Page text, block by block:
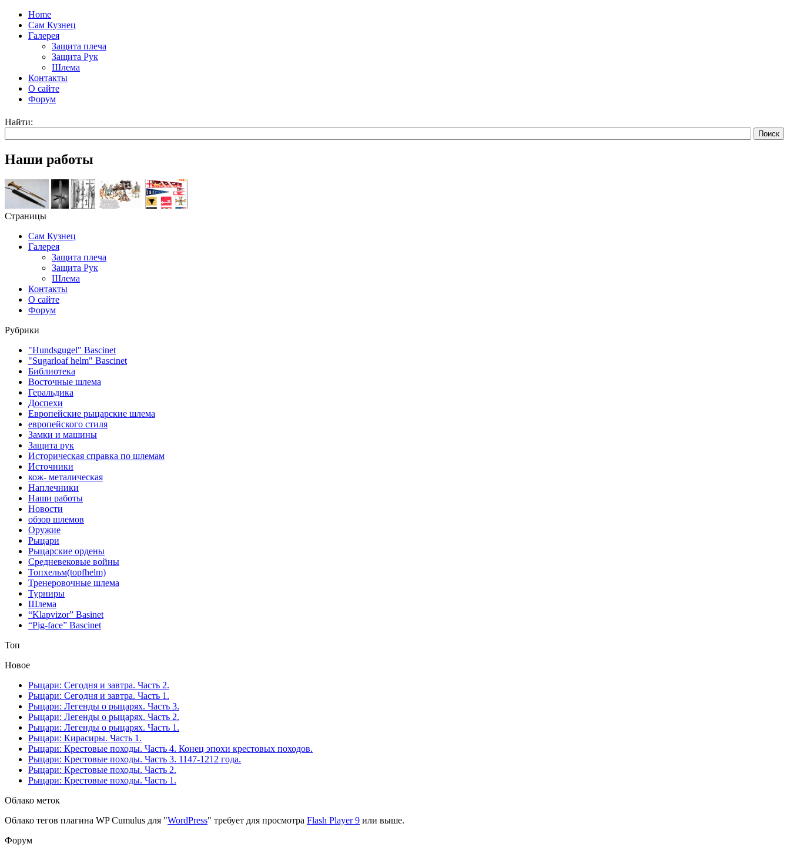
Home
Сам Кузнец
Галерея
Защита плеча
Защита Рук
Шлема
Контакты
О сайте
Форум
Найти:
Поиск
Наши работы
Страницы
Сам Кузнец
Галерея
Защита плеча
Защита Рук
Шлема
Контакты
О сайте
Форум
Рубрики
"Hundsgugel" Bascinet
"Sugarloaf helm" Bascinet
Библиотека
Восточные шлема
Геральдика
Доспехи
Европейские рыцарские шлема
европейского стиля
Замки и машины
Защита рук
Историческая справка по шлемам
Источники
кож- металическая
Наплечники
Наши работы
Новости
обзор шлемов
Оружие
Рыцари
Рыцарские ордены
Средневековые войны
Топхельм(topfhelm)
Тренеровочные шлема
Турниры
Шлема
“Klapvizor” Basinet
“Pig-face” Bascinet
Топ
Новое
Рыцари: Сегодня и завтра. Часть 2.
Рыцари: Сегодня и завтра. Часть 1.
Рыцари: Легенды о рыцарях. Часть 3.
Рыцари: Легенды о рыцарях. Часть 2.
Рыцари: Легенды о рыцарях. Часть 1.
Рыцари: Кирасиры. Часть 1.
Рыцари: Крестовые походы. Часть 4. Конец эпохи крестовых походов.
Рыцари: Крестовые походы. Часть 3. 1147-1212 года.
Рыцари: Крестовые походы. Часть 2.
Рыцари: Крестовые походы. Часть 1.
Облако меток
Облако тегов плагина WP Cumulus для "WordPress" требует для просмотра Flash Player 9 или выше.
Форум